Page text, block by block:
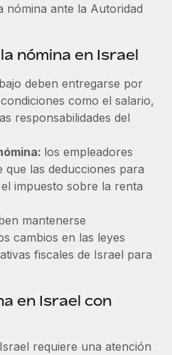
nómina ante la Autoridad
nómina en Israel
deben entregarse por
como el salario,
responsabilidades del
los empleadores
que las deducciones para
impuesto sobre la renta
mantenerse
cambios en las leyes
fiscales de Israel para
en Israel con
requiere una atención